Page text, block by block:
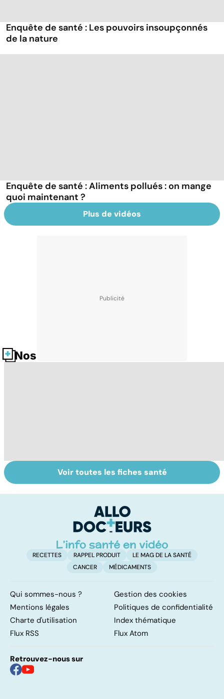
Enquête de santé : Les pouvoirs insoupçonnés
de la nature
Enquête de santé : Aliments pollués : on mange
quoi maintenant ?
Plus de vidéos
Nos fiches santé
Violences
sexuelles :
Troubles anxieux,
une anxiété
Voir toutes les fiches santé
RECETTES RAPPEL PRODUIT
LE MAG DE LA SANTÉ
CANCER
MÉDICAMENTS
Qui sommes-nous ?
Gestion des cookies
Mentions légales
Politiques de confidentialité
Charte d'utilisation
Index thématique
Flux RSS
Flux Atom
Retrouvez-nous sur